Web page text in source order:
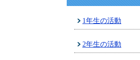
1年生の活動
2年生の活動